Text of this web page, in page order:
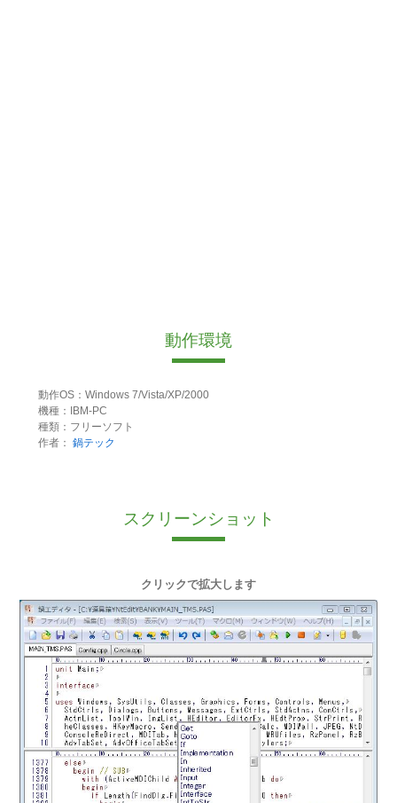
動作環境
動作OS：Windows 7/Vista/XP/2000
機種：IBM-PC
種類：フリーソフト
作者： 鍋テック
スクリーンショット
クリックで拡大します